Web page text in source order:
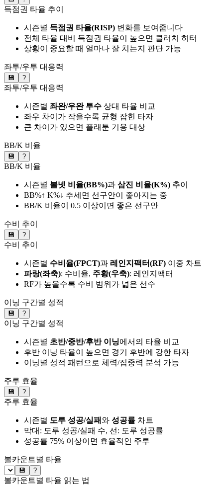
득점권 타율 추이
시즌별 득점권 타율(RISP) 변화를 보여줍니다
전체 타율 대비 득점권 타율이 높으면 클러치 히터
상황이 중요할 때 얼마나 잘 치는지 판단 가능
좌투/우투 대응력
💾 ?
좌투/우투 대응력
시즌별 좌완/우완 투수 상대 타율 비교
좌우 차이가 작을수록 균형 잡힌 타자
큰 차이가 있으면 플래툰 기용 대상
BB/K 비율
💾 ?
BB/K 비율
시즌별 볼넷 비율(BB%)과 삼진 비율(K%) 추이
BB%↑ K%↓ 추세면 선구안이 좋아지는 중
BB/K 비율이 0.5 이상이면 좋은 선구안
수비 추이
💾 ?
수비 추이
시즌별 수비율(FPCT)과 레인지팩터(RF) 이중 차트
파랑(좌축): 수비율, 주황(우축): 레인지팩터
RF가 높을수록 수비 범위가 넓은 선수
이닝 구간별 성적
💾 ?
이닝 구간별 성적
시즌별 초반/중반/후반 이닝에서의 타율 비교
후반 이닝 타율이 높으면 경기 후반에 강한 타자
이닝별 성적 패턴으로 체력/집중력 분석 가능
주루 효율
💾 ?
주루 효율
시즌별 도루 성공/실패와 성공률 차트
막대: 도루 성공/실패 수, 선: 도루 성공률
성공률 75% 이상이면 효율적인 주루
볼카운트별 타율
💾 ?
볼카운트별 타율 읽는 법